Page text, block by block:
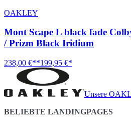
OAKLEY
Mont Scape L black fade
/ Prizm Black Iridium
238,00 €**199,95 €*
Unsere
BELIEBTE LANDINGPAGES